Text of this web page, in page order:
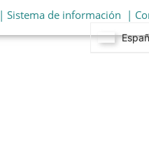
| Sistema de información |